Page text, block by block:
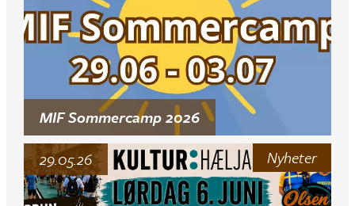
MIF Sommercamp 2026
Nyheter
29.05.26